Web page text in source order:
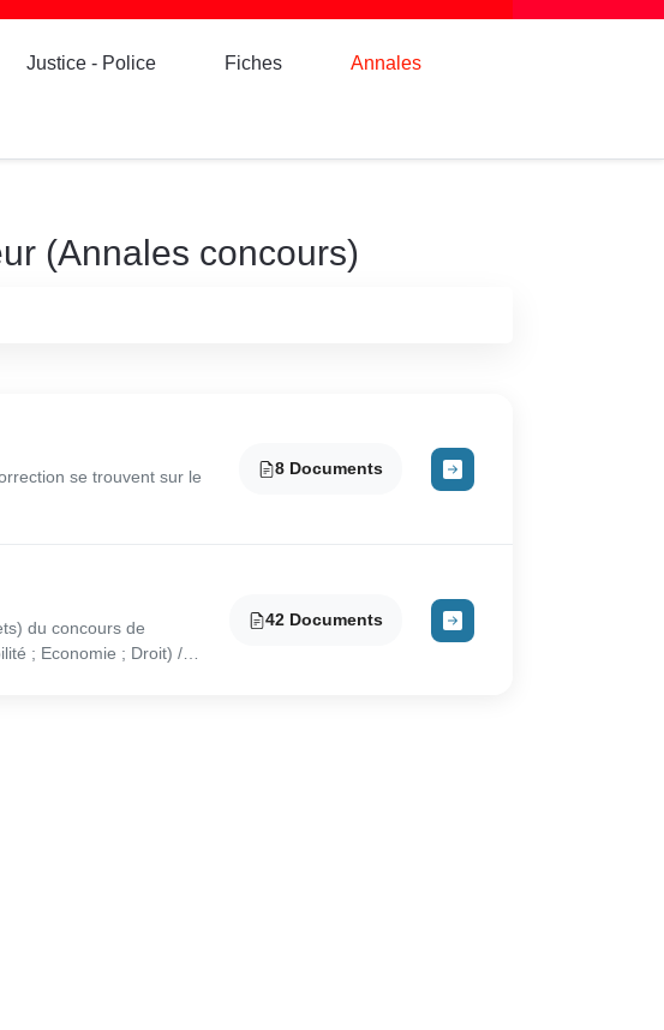
Justice - Police Fiches Annales
(Annales concours)
se trouvent sur le
8 Documents
du concours de
; Economie ; Droit) /
42 Documents